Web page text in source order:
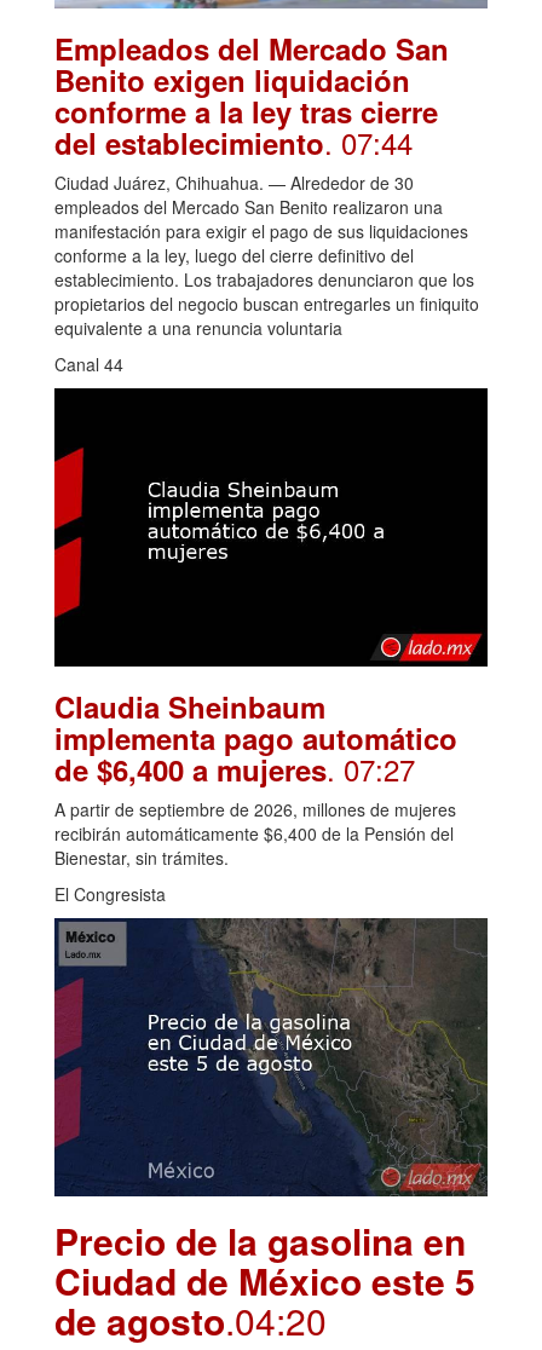
Empleados del Mercado San
Benito exigen liquidación
conforme a la ley tras cierre
del establecimiento. 07:44
Ciudad Juárez, Chihuahua. — Alrededor de 30
empleados del Mercado San Benito realizaron una
manifestación para exigir el pago de sus liquidaciones
conforme a la ley, luego del cierre definitivo del
establecimiento. Los trabajadores denunciaron que los
propietarios del negocio buscan entregarles un finiquito
equivalente a una renuncia voluntaria
Canal 44
Claudia Sheinbaum
implementa pago automático
de $6,400 a mujeres. 07:27
A partir de septiembre de 2026, millones de mujeres
recibirán automáticamente $6,400 de la Pensión del
Bienestar, sin trámites.
El Congresista
Precio de la gasolina en
Ciudad de México este 5
de agosto.04:20